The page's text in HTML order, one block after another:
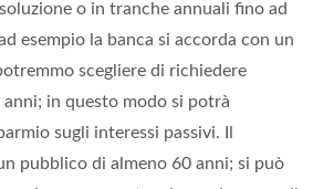
o in tranche annuali fino ad
esempio la banca si accorda con un
scegliere di richiedere
anni; in questo modo si potrà
sugli interessi passivi. Il
pubblico di almeno 60 anni; si può